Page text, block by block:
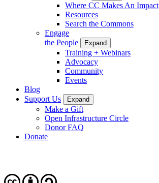
Where CC Makes An Impact
Resources
Search the Commons
Engage
the People
Expand
Training + Webinars
Advocacy
Community
Events
Blog
Support Us
Expand
Make a Gift
Open Infrastructure Circle
Donor FAQ
Donate